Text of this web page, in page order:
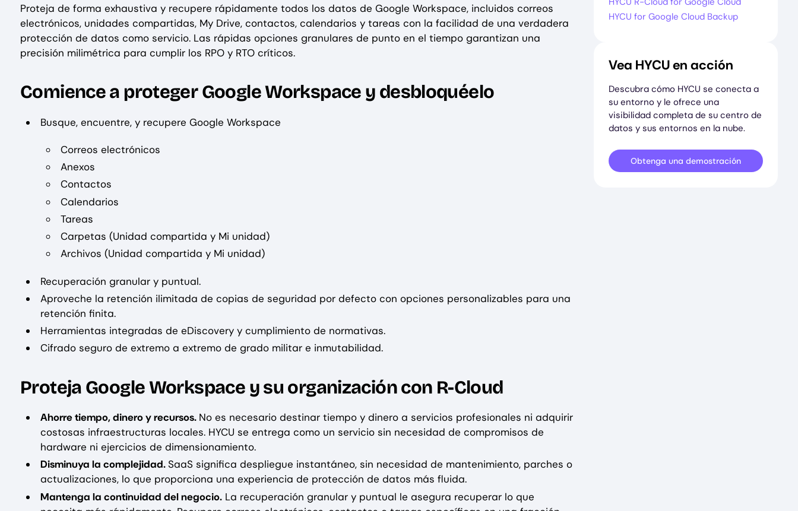
Proteja de forma exhaustiva y recupere rápidamente todos los datos de Google Workspace, incluidos correos
electrónicos, unidades compartidas, My Drive, contactos, calendarios y tareas con la facilidad de una verdadera
protección de datos como servicio. Las rápidas opciones granulares de punto en el tiempo garantizan una
precisión milimétrica para cumplir los RPO y RTO críticos.
Comience a proteger Google Workspace y desbloquéelo
Busque, encuentre, y recupere Google Workspace
Correos electrónicos
Anexos
Contactos
Calendarios
Tareas
Carpetas (Unidad compartida y Mi unidad)
Archivos (Unidad compartida y Mi unidad)
Recuperación granular y puntual.
Aproveche la retención ilimitada de copias de seguridad por defecto con opciones personalizables para una
retención finita.
Herramientas integradas de eDiscovery y cumplimiento de normativas.
Cifrado seguro de extremo a extremo de grado militar e inmutabilidad.
Proteja Google Workspace y su organización con R-Cloud
Ahorre tiempo, dinero y recursos. No es necesario destinar tiempo y dinero a servicios profesionales ni adquirir
costosas infraestructuras locales. HYCU se entrega como un servicio sin necesidad de compromisos de
hardware ni ejercicios de dimensionamiento.
Disminuya la complejidad.SaaS significa despliegue instantáneo, sin necesidad de mantenimiento, parches o
actualizaciones, lo que proporciona una experiencia de protección de datos más fluida.
Mantenga la continuidad del negocio. La recuperación granular y puntual le asegura recuperar lo que
HYCU for Google Cloud Backup
Vea HYCU en acción
Descubra cómo HYCU se conecta a
su entorno y le ofrece una
visibilidad completa de su centro de
datos y sus entornos en la nube.
Obtenga una demostración